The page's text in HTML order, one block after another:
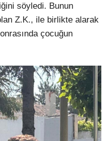
söyledi. Bunun
Z.K., ile birlikte alarak
çocuğun